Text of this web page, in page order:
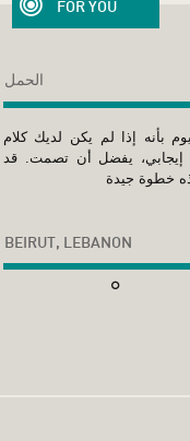
FOR YOU
الحمل
بأنه إذا لم يكن لديك كلام
إيجابي، يفضل أن تصمت. قد
خطوة جيدة
BEIRUT, LEBANON